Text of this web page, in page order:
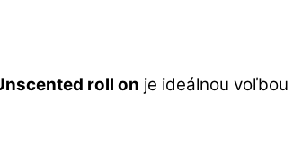
roll on je ideálnou